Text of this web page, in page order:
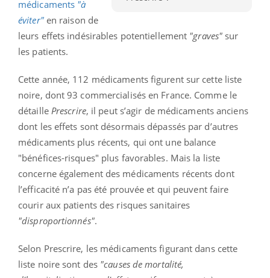
médicaments "à
éviter"en raison de
leurs effets indésirables potentiellement "graves" sur
les patients.
Cette année, 112 médicaments figurent sur cette liste
noire, dont 93 commercialisés en France. Comme le
détaille Prescrire, il peut s’agir de médicaments anciens
dont les effets sont désormais dépassés par d’autres
médicaments plus récents, qui ont une balance
"bénéfices-risques" plus favorables. Mais la liste
concerne également des médicaments récents dont
l’efficacité n’a pas été prouvée et qui peuvent faire
courir aux patients des risques sanitaires
"disproportionnés".
Selon Prescrire, les médicaments figurant dans cette
liste noire sont des "causes de mortalité,